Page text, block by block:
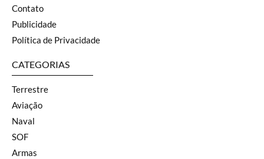
Contato
Publicidade
Política de Privacidade
CATEGORIAS
Terrestre
Aviação
Naval
SOF
Armas